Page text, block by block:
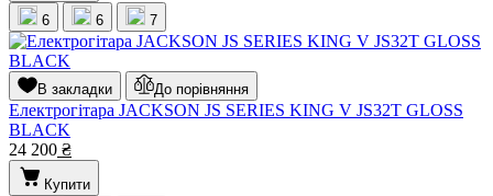
6
6 7
В закладки До порівняння
Електрогітара JACKSON JS SERIES KING V JS32T GLOSS
BLACK
24 200 ₴
Купити